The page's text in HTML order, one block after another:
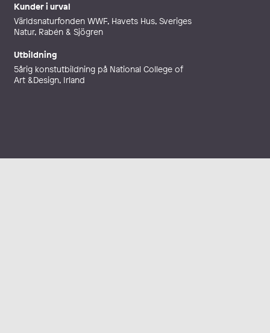
Kunder i urval
Världsnaturfonden WWF, Havets Hus, Sveriges
Natur, Rabén & Sjögren
Utbildning
5årig konstutbildning på National College of
Art &Design, Irland